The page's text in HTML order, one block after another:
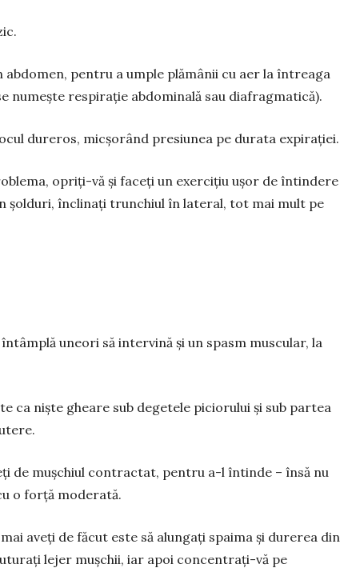
pentru a umple plă­mânii cu aer la întreaga
nu­meș­te respirație abdomi­nală sau dia­fragmatică).
dureros, micșorând presiunea pe du­rata expirației.
opriți-vă și faceți un exercițiu ușor de întindere
șolduri, încli­nați trunchiul în lateral, tot mai mult pe
uneori să intervină și un spasm muscular, la
ca niște gheare sub degetele piciorului și sub partea
de muș­chiul contractat, pentru a-l întinde – însă nu
o forță moderată.
aveți de făcut este să alungați spaima și durerea din
lejer muș­chii, iar apoi concentrați-vă pe